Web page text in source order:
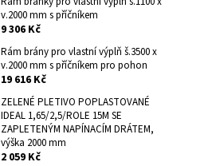
v.2000 mm s příčníkem
9 306 Kč
Rám brány pro vlastní výplň š.3500 x
v.2000 mm s příčníkem pro pohon
19 616 Kč
ZELENÉ PLETIVO POPLASTOVANÉ
IDEAL 1,65/2,5/ROLE 15M SE
ZAPLETENÝM NAPÍNACÍM DRÁTEM,
výška 2000 mm
2 059 Kč